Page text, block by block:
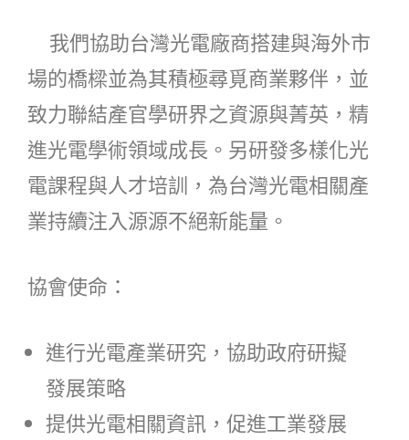
我們協助台灣光電廠商搭建與海外市
場的橋樑並為其積極尋覓商業夥伴，並
致力聯結產官學研界之資源與菁英，精
進光電學術領域成長。另研發多樣化光
電課程與人才培訓，為台灣光電相關產
業持續注入源源不絕新能量。
協會使命：
進行光電產業研究，協助政府研擬
發展策略
提供光電相關資訊，促進工業發展